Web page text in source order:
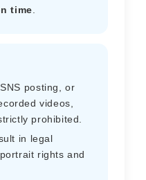
time.
posting, or
videos,
prohibited.
in legal
rights and